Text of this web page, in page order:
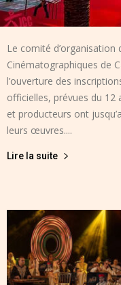
Le comité d’organisation
Cinématographiques de
l’ouverture des
officielles, prévues du 12
et producteurs ont
leurs œuvres....
Lire la suite